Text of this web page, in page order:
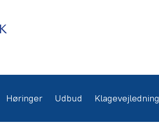
Høringer Udbud Klagevejledning